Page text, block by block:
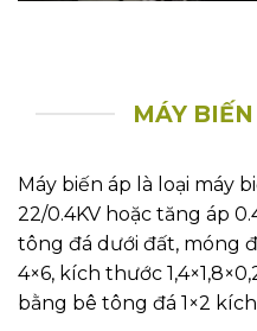
MÁY
Máy biến áp là loại máy
22/0.4KV hoặc tăng áp
tông đá dưới đất, móng
4×6, kích thước
bằng bê tông đá 1×2 kích